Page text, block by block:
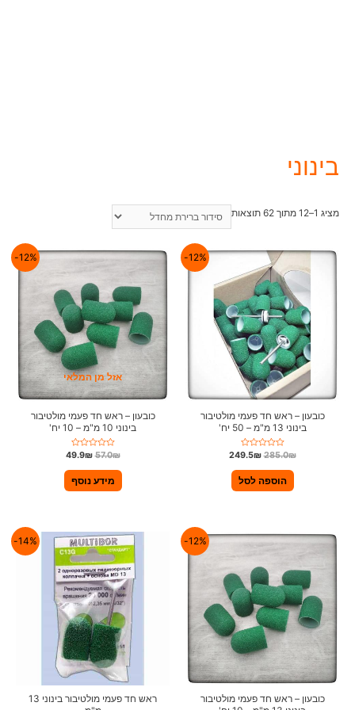
בינוני
מציג 1–12 מתוך 62 תוצאות
12%-
כובעון – ראש חד פעמי מולטיבור
בינוני 13 מ"מ – 50 יח'
ד
ר
ג
0
מ
285.0₪
249.5₪
הוספה לסל
12%-
אזל מן המלאי
כובעון – ראש חד פעמי מולטיבור
בינוני 10 מ"מ – 10 יח'
ד
ר
ג
0
מ
57.0₪
49.9₪
מידע נוסף
12%-
כובעון – ראש חד פעמי מולטיבור
14%-
ראש חד פעמי מולטיבור בינוני 13